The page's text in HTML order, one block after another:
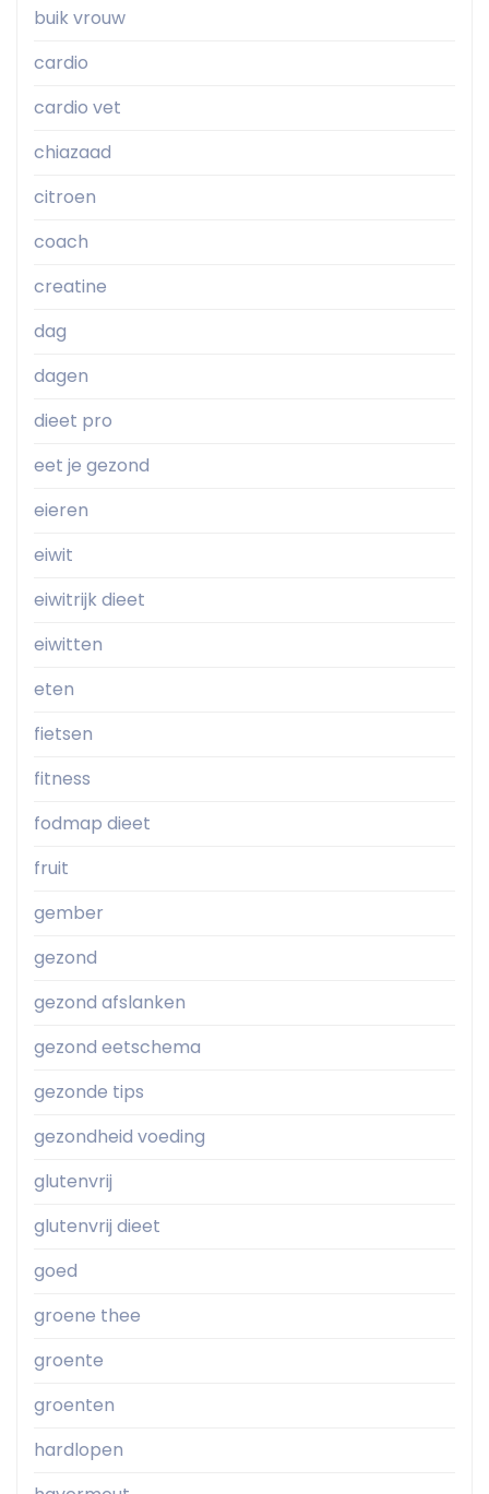
buik vrouw
cardio
cardio vet
chiazaad
citroen
coach
creatine
dag
dagen
dieet pro
eet je gezond
eieren
eiwit
eiwitrijk dieet
eiwitten
eten
fietsen
fitness
fodmap dieet
fruit
gember
gezond
gezond afslanken
gezond eetschema
gezonde tips
gezondheid voeding
glutenvrij
glutenvrij dieet
goed
groene thee
groente
groenten
hardlopen